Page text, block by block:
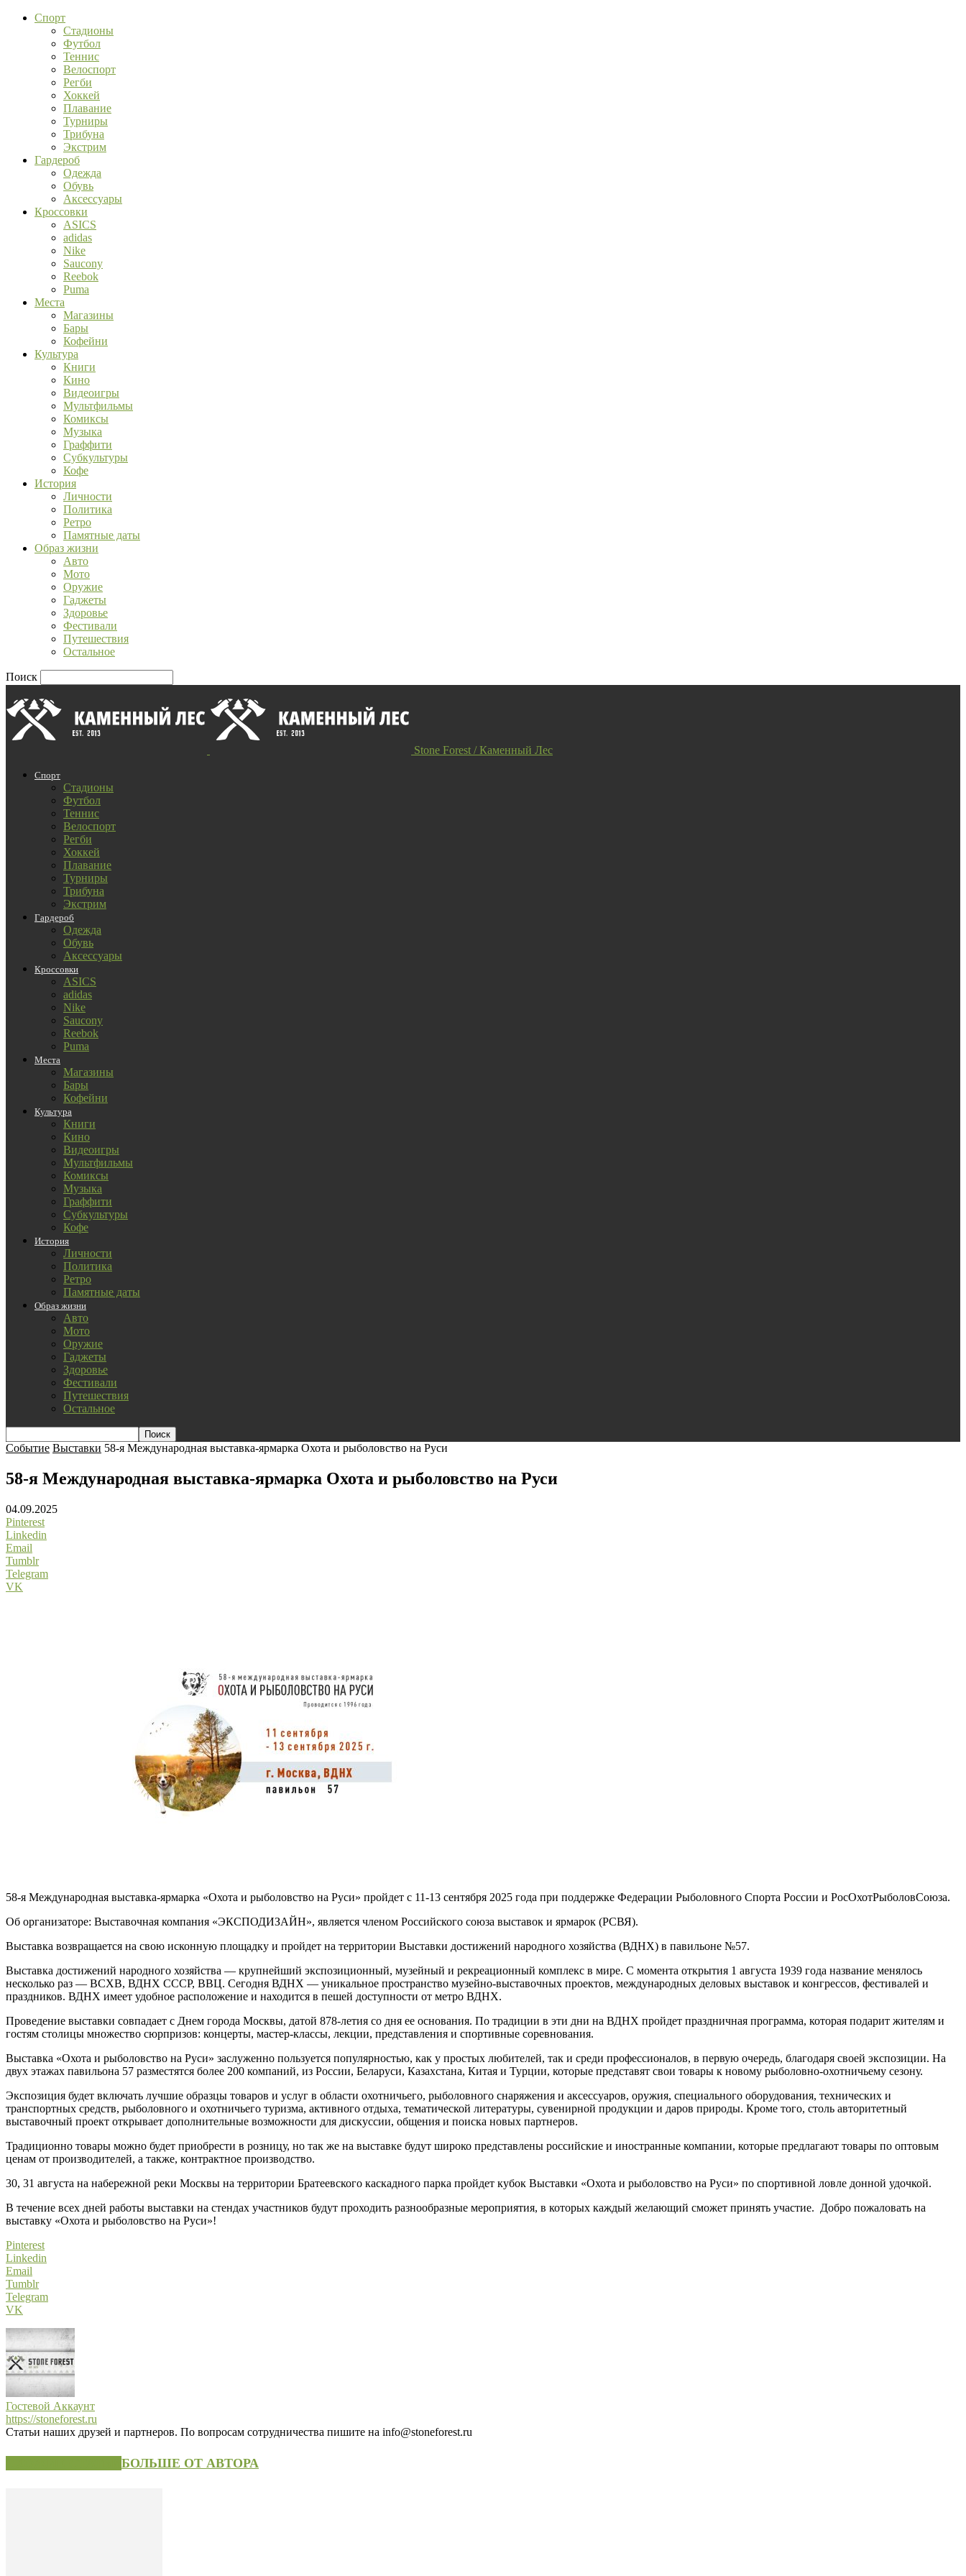
Спорт
Стадионы
Футбол
Теннис
Велоспорт
Регби
Хоккей
Плавание
Турниры
Трибуна
Экстрим
Гардероб
Одежда
Обувь
Аксессуары
Кроссовки
ASICS
adidas
Nike
Saucony
Reebok
Puma
Места
Магазины
Бары
Кофейни
Культура
Книги
Кино
Видеоигры
Мультфильмы
Комиксы
Музыка
Граффити
Субкультуры
Кофе
История
Личности
Политика
Ретро
Памятные даты
Образ жизни
Авто
Мото
Оружие
Гаджеты
Здоровье
Фестивали
Путешествия
Остальное
Поиск
Stone Forest / Каменный Лес
Спорт
Стадионы
Футбол
Теннис
Велоспорт
Регби
Хоккей
Плавание
Турниры
Трибуна
Экстрим
Гардероб
Одежда
Обувь
Аксессуары
Кроссовки
ASICS
adidas
Nike
Saucony
Reebok
Puma
Места
Магазины
Бары
Кофейни
Культура
Книги
Кино
Видеоигры
Мультфильмы
Комиксы
Музыка
Граффити
Субкультуры
Кофе
История
Личности
Политика
Ретро
Памятные даты
Образ жизни
Авто
Мото
Оружие
Гаджеты
Здоровье
Фестивали
Путешествия
Остальное
Событие Выставки 58-я Международная выставка-ярмарка Охота и рыболовство на Руси
58-я Международная выставка-ярмарка Охота и рыболовство на Руси
04.09.2025
Pinterest
Linkedin
Email
Tumblr
Telegram
VK
58-я Международная выставка-ярмарка «Охота и рыболовство на Руси» пройдет с 11-13 сентября 2025 года при поддержке Федерации Рыболовного Спорта России и РосОхотРыболовСоюза.
Об организаторе: Выставочная компания «ЭКСПОДИЗАЙН», является членом Российского союза выставок и ярмарок (РСВЯ).
Выставка возвращается на свою исконную площадку и пройдет на территории Выставки достижений народного хозяйства (ВДНХ) в павильоне №57.
Выставка достижений народного хозяйства — крупнейший экспозиционный, музейный и рекреационный комплекс в мире. С момента открытия 1 августа 1939 года название менялось
несколько раз — ВСХВ, ВДНХ СССР, ВВЦ. Сегодня ВДНХ — уникальное пространство музейно-выставочных проектов, международных деловых выставок и конгрессов, фестивалей и
праздников. ВДНХ имеет удобное расположение и находится в пешей доступности от метро ВДНХ.
Проведение выставки совпадает с Днем города Москвы, датой 878-летия со дня ее основания. По традиции в эти дни на ВДНХ пройдет праздничная программа, которая подарит жителям и
гостям столицы множество сюрпризов: концерты, мастер-классы, лекции, представления и спортивные соревнования.
Выставка «Охота и рыболовство на Руси» заслуженно пользуется популярностью, как у простых любителей, так и среди профессионалов, в первую очередь, благодаря своей экспозиции. На
двух этажах павильона 57 разместятся более 200 компаний, из России, Беларуси, Казахстана, Китая и Турции, которые представят свои товары к новому рыболовно-охотничьему сезону.
Экспозиция будет включать лучшие образцы товаров и услуг в области охотничьего, рыболовного снаряжения и аксессуаров, оружия, специального оборудования, технических и
транспортных средств, рыболовного и охотничьего туризма, активного отдыха, тематической литературы, сувенирной продукции и даров природы. Кроме того, столь авторитетный
выставочный проект открывает дополнительные возможности для дискуссии, общения и поиска новых партнеров.
Традиционно товары можно будет приобрести в розницу, но так же на выставке будут широко представлены российские и иностранные компании, которые предлагают товары по оптовым
ценам от производителей, а также, контрактное производство.
30, 31 августа на набережной реки Москвы на территории Братеевского каскадного парка пройдет кубок Выставки «Охота и рыболовство на Руси» по спортивной ловле донной удочкой.
В течение всех дней работы выставки на стендах участников будут проходить разнообразные мероприятия, в которых каждый желающий сможет принять участие. Добро пожаловать на
выставку «Охота и рыболовство на Руси»!
Pinterest
Linkedin
Email
Tumblr
Telegram
VK
Гостевой Аккаунт
https://stoneforest.ru
Статьи наших друзей и партнеров. По вопросам сотрудничества пишите на info@stoneforest.ru
БОЛЬШЕ ОТ АВТОРА